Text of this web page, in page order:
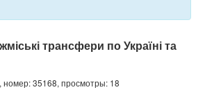
трансфери по Україні та
номер: 35168, просмотры: 18